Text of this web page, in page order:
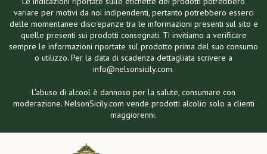
variare per motivi da noi indipendenti, pertanto potrebbero esserci
delle momentanee discrepanze tra le informazioni presenti sul sito e
quelle presenti sui prodotti consegnati. Ti invitiamo a verificare
sempre le informazioni riportate sul prodotto prima del suo consumo
o utilizzo. Per la data di scadenza dettagliata scrivere a
info@nelsonsicily.com.
L'abuso di alcool è dannoso per la salute, consumare con
moderazione. NelsonSicily.com vende prodotti alcolici solo a clienti
maggiorenni.